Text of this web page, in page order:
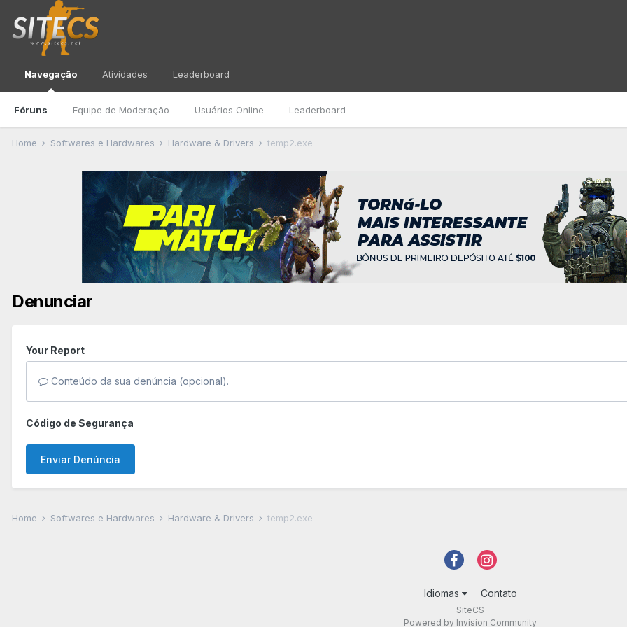
Navegação
Fóruns Equipe de Moderação Usuários Online Leaderboard
Atividades Leaderboard
Home Softwares e Hardwares Hardware & Drivers temp2.exe
Denunciar
Your Report
Conteúdo da sua denúncia (opcional).
Código de Segurança
Enviar Denúncia
Home Softwares e Hardwares Hardware & Drivers temp2.exe
Idiomas Contato
SiteCS
Powered by Invision Community